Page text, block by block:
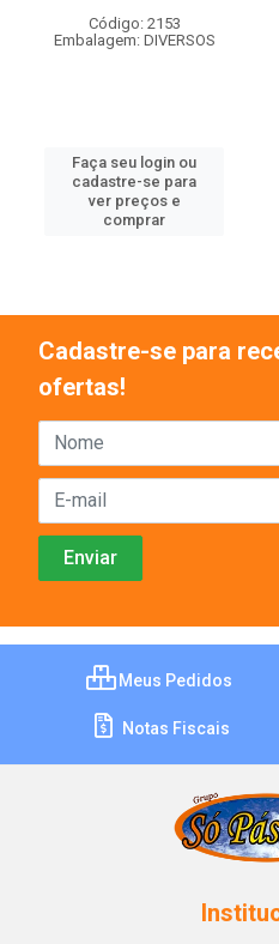
Código: 2153
Embalagem: DIVERSOS
Faça seu login ou
cadastre-se para
ver preços e
comprar
Cadastre-se para
ofertas!
Meus Pedidos
Notas Fiscais